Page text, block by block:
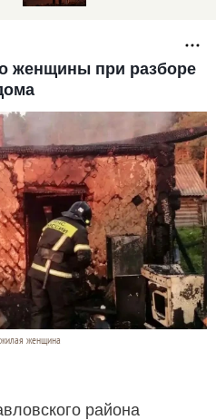
женщины при разборе
женщина
района